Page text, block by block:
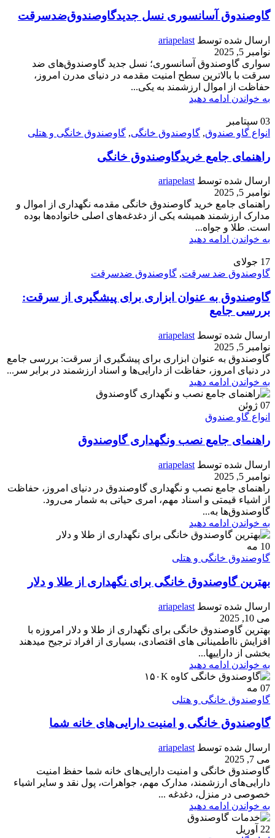
گاوصندوق آسانسوری نسل جدیدگاوصندوق‌ضدسرقت
ارسال شده توسط ariapelast
نوامبر 5, 2025
سواری گاوصندوق آسانسوری؛ نسل جدید گاوصندوق‌های ضد
سرقت با بالاترین سطح امنیت مقدمه در دنیای مدرن امروز،
حفاظت از اموال ارزشمند به یکی...
به خواندن ادامه دهید
03 سپتامبر
انواع گاو صندوق, گاوصندوق خانگی, گاوصندوق خانگی و هتلی
راهنمای جامع خریدگاوصندوق خانگی
ارسال شده توسط ariapelast
نوامبر 5, 2025
راهنمای جامع خرید گاوصندوق خانگی مقدمه نگهداری از اموال و
مدارک ارزشمند همیشه یکی از دغدغه‌های اصلی خانواده‌ها بوده
است. طلا و جواه...
به خواندن ادامه دهید
17 جولای
گاوصندوق ضد سرقت, گاوصندوق ضدسرقت
گاوصندوق به عنوان ابزاری برای پیشگیری از سرقت:
بررسی جامع
ارسال شده توسط ariapelast
نوامبر 5, 2025
گاوصندوق به عنوان ابزاری برای پیشگیری از سرقت: بررسی جامع
در دنیای امروز، حفاظت از دارایی‌ها و اسناد ارزشمند در برابر سر...
به خواندن ادامه دهید
07 ژوئن
انواع گاو صندوق
راهنمای جامع نصب ونگهداری گاوصندوق
ارسال شده توسط ariapelast
نوامبر 5, 2025
راهنمای جامع نصب و نگهداری گاوصندوق در دنیای امروز، حفاظت
از اشیاء قیمتی و اسناد مهم، امری حیاتی به شمار می‌رود.
گاوصندوق‌ها به...
به خواندن ادامه دهید
10 مه
گاوصندوق خانگی و هتلی
بهترین گاوصندوق خانگی برای نگهداری از طلا و دلار
ارسال شده توسط ariapelast
می 10, 2025
بهترین گاوصندوق خانگی برای نگهداری از طلا و دلار امروزه با
افزایش نااطمینانی های اقتصادی، بسیاری از افراد ترجیح میدهند
بخشی از داراییها...
به خواندن ادامه دهید
07 مه
گاوصندوق خانگی و هتلی
گاوصندوق خانگی و امنیت دارایی‌های خانه شما
ارسال شده توسط ariapelast
می 7, 2025
گاوصندوق خانگی و امنیت دارایی‌های خانه شما حفظ امنیت
دارایی‌های ارزشمند، مدارک مهم، جواهرات، پول نقد و سایر اشیاء
خصوصی در منزل، دغدغه ...
به خواندن ادامه دهید
22 آوریل